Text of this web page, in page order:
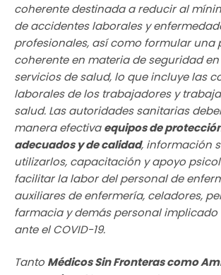
coherente destinada a reducir al
de accidentes laborales y
profesionales, así como formular una
coherente en materia de seguridad
servicios de salud, lo que incluye las
laborales de los trabajadores y
salud. Las autoridades sanitarias
manera efectivaequipos de
adecuados y de calidad, información
utilizarlos, capacitación y apoyo
facilitar la labor del personal de
auxiliares de enfermería, celadores,
farmacia y demás personal implicado
ante el COVID-19.
Tanto Médicos Sin Fronteras como